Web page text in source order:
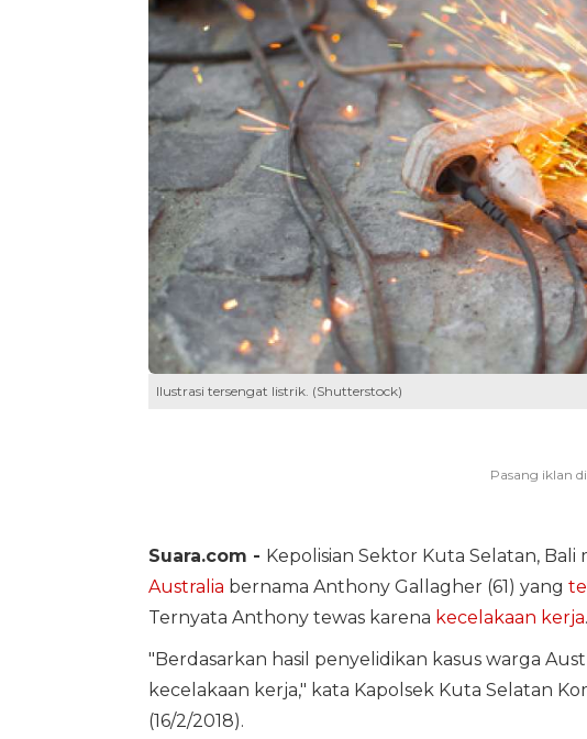
Ilustrasi tersengat listrik. (Shutterstock)
Suara.com - Kepolisian Sektor Kuta Selatan,
Australia bernama Anthony Gallagher (61) yang
Ternyata Anthony tewas karena kecelakaan kerja.
"Berdasarkan hasil penyelidikan kasus warga
kecelakaan kerja," kata Kapolsek Kuta Selatan
(16/2/2018).